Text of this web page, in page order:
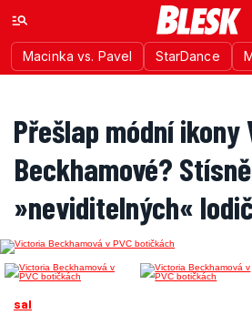
Macinka vs. Pavel StarDance
Přešlap módní
Beckhamové?
»neviditelných«
sal